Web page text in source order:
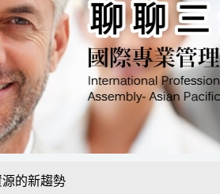
源的新趨勢